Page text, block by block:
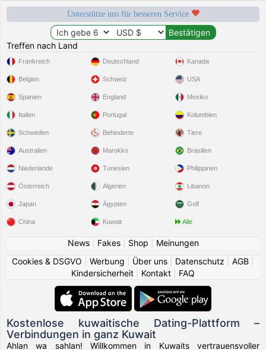
Unterstütze uns für besseren Service
Treffen nach Land
Frankreich
Belgien
Spanien
Italien
Schweden
Deutschland
Schweiz
England
Portugal
Behinderte
Kanada
USA
Mexiko
Kolumbien
Tiere
Australien
Niederlande
Österreich
Japan
China
Marokko
Tunesien
Algerien
Ägypten
Kuwait
Brasilien
Philippinen
Libanon
Golf
Alle
News| Fakes| Shop
Meinungen
Cookies & DSGVO
Werbung Über uns Datenschutz AGB
Kindersicherheit
Kontakt FAQ
Kostenlose kuwaitische Dating-Plattform –
Verbindungen in ganz Kuwait
Ahlan wa sahlan! Willkommen in Kuwaits vertrauensvoller